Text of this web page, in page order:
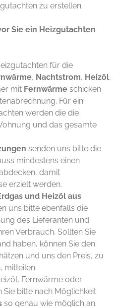
zu erstellen.
Sie ein Heizgutachten
für die
, Nachtstrom, Heizöl,
mit Fernwärme schicken
Für ein
werden die die
und das gesamte
senden uns bitte die
mindestens einen
damit
erzielt werden.
und Heizöl aus
uns bitte ebenfalls die
des Lieferanten und
Verbrauch. Sollten Sie
haben, können Sie den
und uns den Preis, zu
mitteilen.
Fernwärme oder
Sie bitte nach Möglichkeit
so genau wie möglich an.